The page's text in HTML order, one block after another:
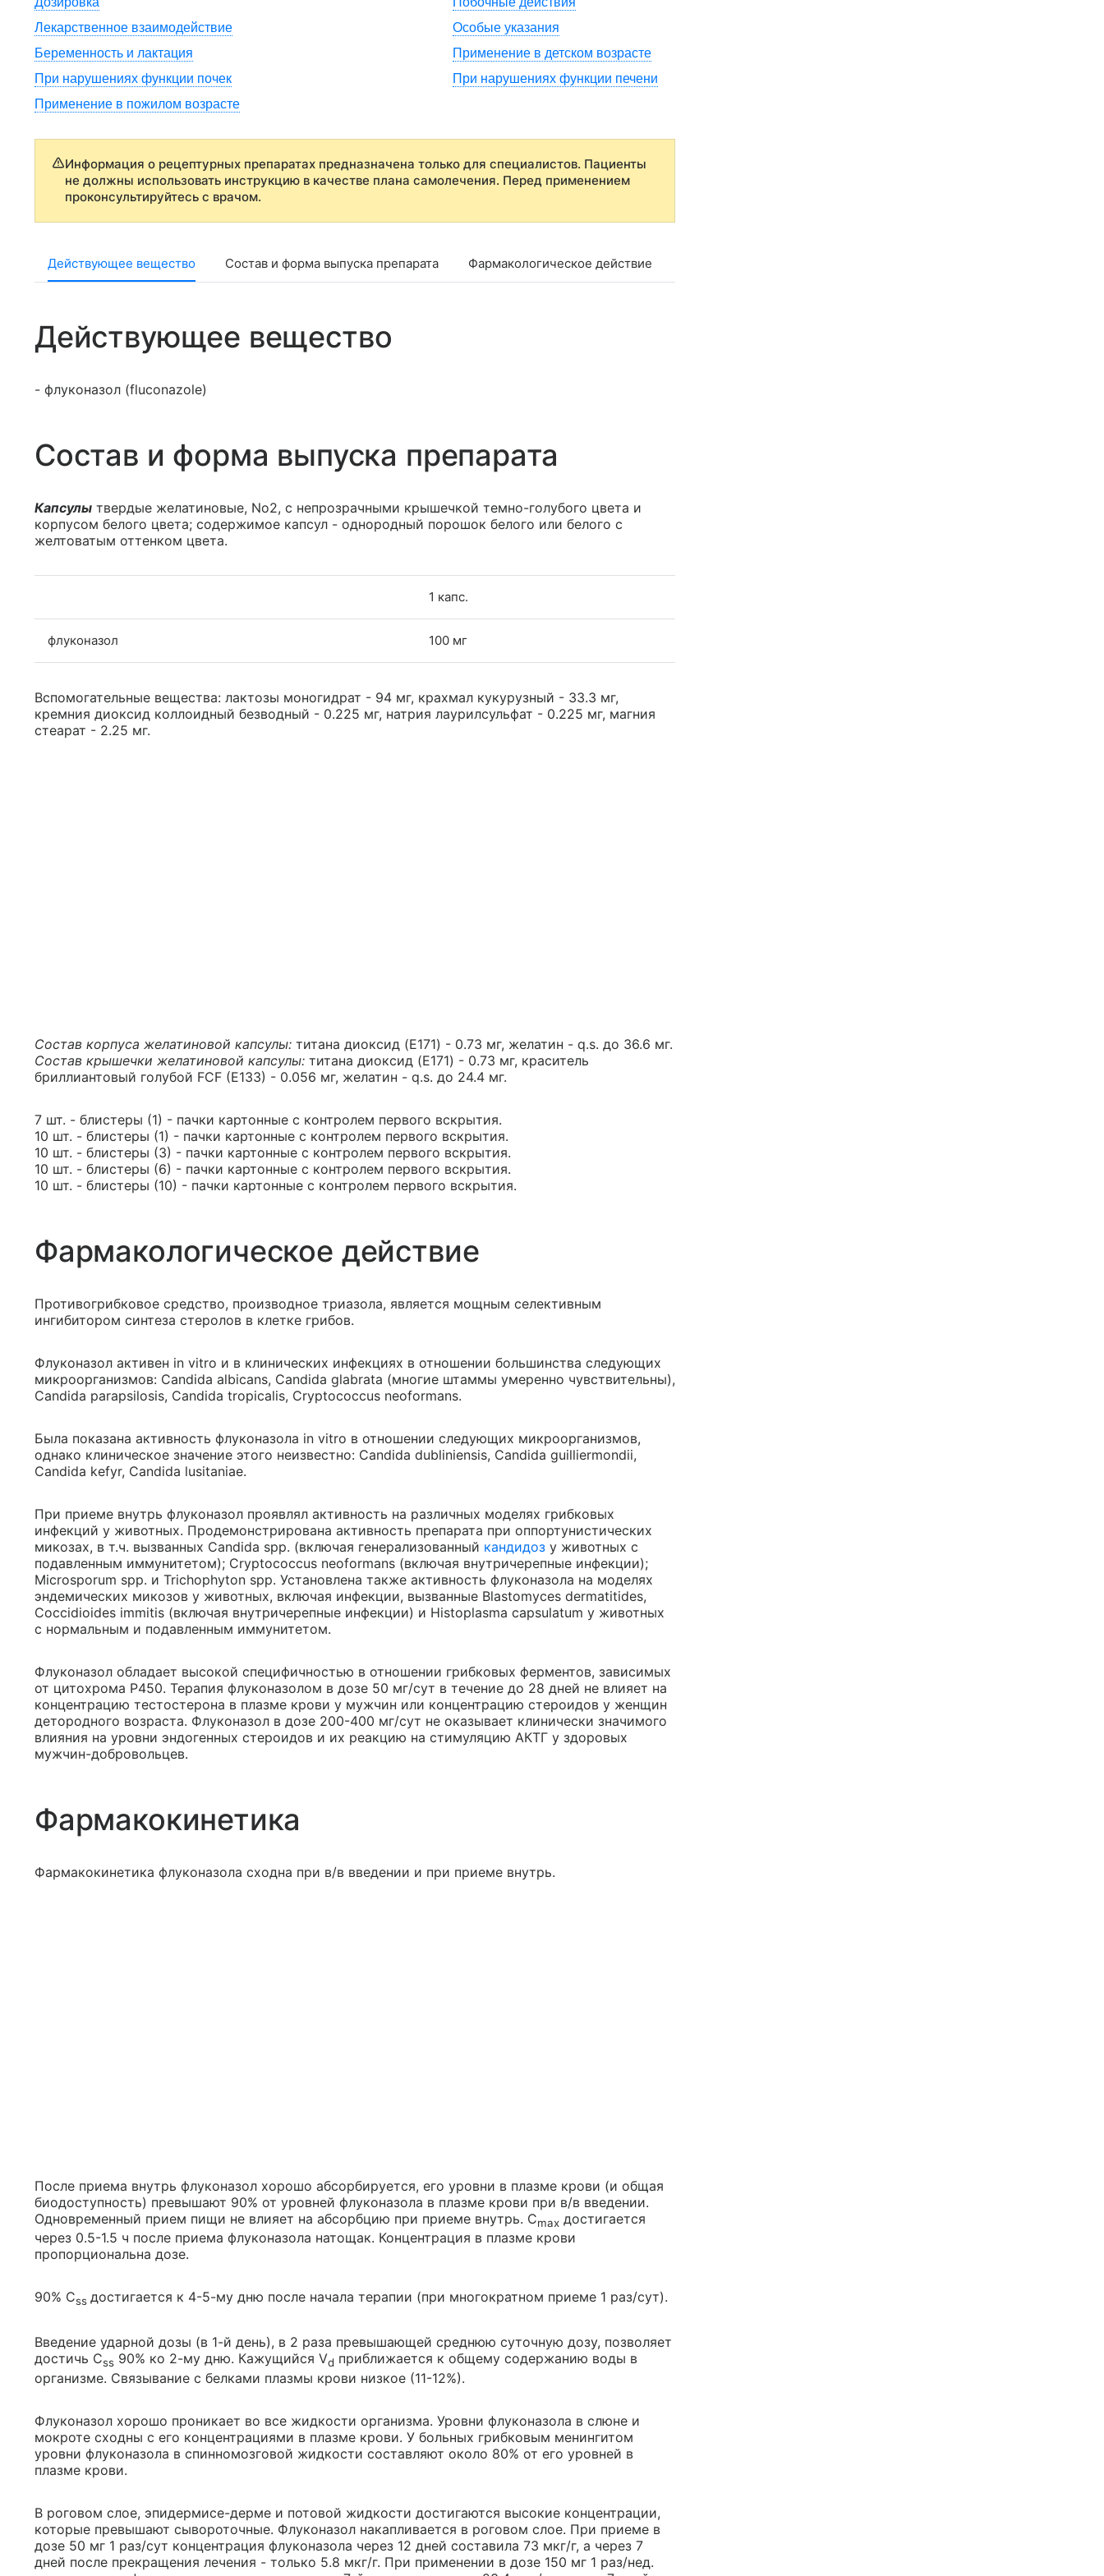
Лекарственное взаимодействие
Особые указания
Беременность и лактация
Применение в детском возрасте
При нарушениях функции почек
При нарушениях функции печени
Применение в пожилом возрасте
Информация о рецептурных препаратах предназначена только для специалистов. Пациенты
не должны использовать инструкцию в качестве плана самолечения. Перед применением
проконсультируйтесь с врачом.
Действующее вещество Состав и форма выпуска препарата Фармакологическое действие
Действующее вещество
- флуконазол (fluconazole)
Состав и форма выпуска препарата
Капсулы твердые желатиновые, No2, с непрозрачными крышечкой темно-голубого цвета и
корпусом белого цвета; содержимое капсул - однородный порошок белого или белого с
желтоватым оттенком цвета.
1 капс.
флуконазол 100 мг
Вспомогательные вещества: лактозы моногидрат - 94 мг, крахмал кукурузный - 33.3 мг,
кремния диоксид коллоидный безводный - 0.225 мг, натрия лаурилсульфат - 0.225 мг, магния
стеарат - 2.25 мг.
Состав корпуса желатиновой капсулы: титана диоксид (E171) - 0.73 мг, желатин - q.s. до 36.6 мг.
Состав крышечки желатиновой капсулы: титана диоксид (E171) - 0.73 мг, краситель
бриллиантовый голубой FCF (E133) - 0.056 мг, желатин - q.s. до 24.4 мг.
7 шт. - блистеры (1) - пачки картонные с контролем первого вскрытия.
10 шт. - блистеры (1) - пачки картонные с контролем первого вскрытия.
10 шт. - блистеры (3) - пачки картонные с контролем первого вскрытия.
10 шт. - блистеры (6) - пачки картонные с контролем первого вскрытия.
10 шт. - блистеры (10) - пачки картонные с контролем первого вскрытия.
Фармакологическое действие
Противогрибковое средство, производное триазола, является мощным селективным
ингибитором синтеза стеролов в клетке грибов.
Флуконазол активен in vitro и в клинических инфекциях в отношении большинства следующих
микроорганизмов: Candida albicans, Candida glabrata (многие штаммы умеренно чувствительны),
Candida parapsilosis, Candida tropicalis, Cryptococcus neoformans.
Была показана активность флуконазола in vitro в отношении следующих микроорганизмов,
однако клиническое значение этого неизвестно: Candida dubliniensis, Candida guilliermondii,
Candida kefyr, Candida lusitaniae.
При приеме внутрь флуконазол проявлял активность на различных моделях грибковых
инфекций у животных. Продемонстрирована активность препарата при оппортунистических
микозах, в т.ч. вызванных Candida spp. (включая генерализованный кандидоз у животных с
подавленным иммунитетом); Cryptococcus neoformans (включая внутричерепные инфекции);
Microsporum spp. и Trichophyton spp. Установлена также активность флуконазола на моделях
эндемических микозов у животных, включая инфекции, вызванные Blastomyces dermatitides,
Coccidioides immitis (включая внутричерепные инфекции) и Histoplasma capsulatum у животных
с нормальным и подавленным иммунитетом.
Флуконазол обладает высокой специфичностью в отношении грибковых ферментов, зависимых
от цитохрома Р450. Терапия флуконазолом в дозе 50 мг/сут в течение до 28 дней не влияет на
концентрацию тестостерона в плазме крови у мужчин или концентрацию стероидов у женщин
детородного возраста. Флуконазол в дозе 200-400 мг/сут не оказывает клинически значимого
влияния на уровни эндогенных стероидов и их реакцию на стимуляцию АКТГ у здоровых
мужчин-добровольцев.
Фармакокинетика
Фармакокинетика флуконазола сходна при в/в введении и при приеме внутрь.
После приема внутрь флуконазол хорошо абсорбируется, его уровни в плазме крови (и общая
биодоступность) превышают 90% от уровней флуконазола в плазме крови при в/в введении.
Одновременный прием пищи не влияет на абсорбцию при приеме внутрь. Cmax достигается
через 0.5-1.5 ч после приема флуконазола натощак. Концентрация в плазме крови
пропорциональна дозе.
90% Css достигается к 4-5-му дню после начала терапии (при многократном приеме 1 раз/сут).
Введение ударной дозы (в 1-й день), в 2 раза превышающей среднюю суточную дозу, позволяет
достичь Css 90% ко 2-му дню. Кажущийся Vd приближается к общему содержанию воды в
организме. Связывание с белками плазмы крови низкое (11-12%).
Флуконазол хорошо проникает во все жидкости организма. Уровни флуконазола в слюне и
мокроте сходны с его концентрациями в плазме крови. У больных грибковым менингитом
уровни флуконазола в спинномозговой жидкости составляют около 80% от его уровней в
плазме крови.
В роговом слое, эпидермисе-дерме и потовой жидкости достигаются высокие концентрации,
которые превышают сывороточные. Флуконазол накапливается в роговом слое. При приеме в
дозе 50 мг 1 раз/сут концентрация флуконазола через 12 дней составила 73 мкг/г, а через 7
дней после прекращения лечения - только 5.8 мкг/г. При применении в дозе 150 мг 1 раз/нед.